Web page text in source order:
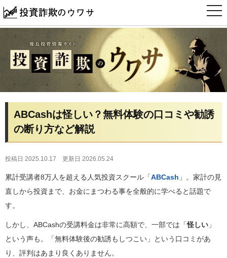
t
o
g
a
i
a
o
ABCashは怪しい？無料体験の口コミや勧誘
の断り方など解説
投稿日 2025.10.17 更新日 2026.05.24
累計受講者8万人を超える人気投資スクール「ABCash 」。家計の見
直しから投資まで、お金にまつわる事を全般的に学べると話題で
す。
しかし、ABCashの受講料金は非常に高額で、一部では「怪しい 」
という声も。「無料体験後の勧誘もしつこい」という口コミがあ
り、評判はあまり良くありません。